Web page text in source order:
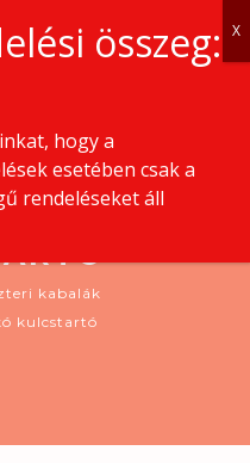
kabalák
kulcstartó
hogy a
esetében csak a
rendeléseket áll